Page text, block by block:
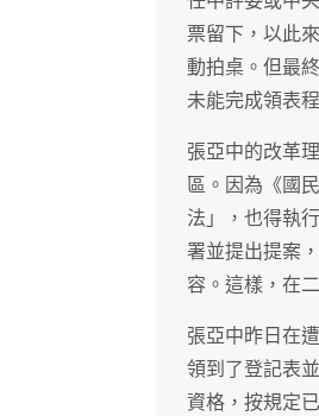
票留下，以此
動拍桌。但最
未能完成領表
張亞中的改革
區。因為《國
法」，也得執
署並提出提案
容。這樣，在
張亞中昨日在
領到了登記表
資格，按規定